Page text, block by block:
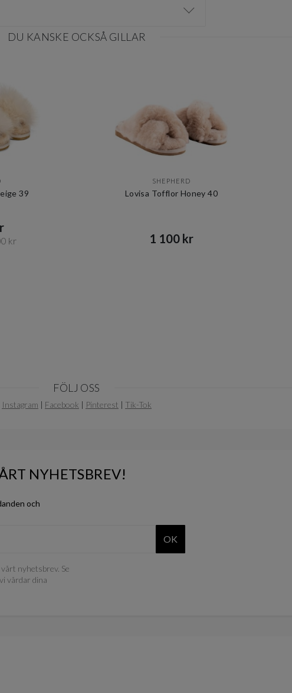
Visa/dölj
DU KANSKE OCKSÅ GILLAR
39
kr​​
SHEPHERD
Lovisa Tofflor Honey 40
1 100 kr​​
FÖLJ OSS
Instagram | Facebook | Pinterest | Tik-Tok
NYHETSBREV!
och
OK
nyhetsbrev. Se
vårdar dina